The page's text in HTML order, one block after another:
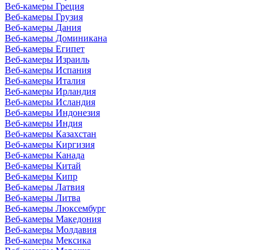
Веб-камеры Греция
Веб-камеры Грузия
Веб-камеры Дания
Веб-камеры Доминикана
Веб-камеры Египет
Веб-камеры Израиль
Веб-камеры Испания
Веб-камеры Италия
Веб-камеры Ирландия
Веб-камеры Исландия
Веб-камеры Индонезия
Веб-камеры Индия
Веб-камеры Казахстан
Веб-камеры Киргизия
Веб-камеры Канада
Веб-камеры Китай
Веб-камеры Кипр
Веб-камеры Латвия
Веб-камеры Литва
Веб-камеры Люксембург
Веб-камеры Македония
Веб-камеры Молдавия
Веб-камеры Мексика